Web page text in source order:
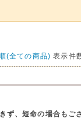
(全ての商品) 表示件
ず、短命の場合もご